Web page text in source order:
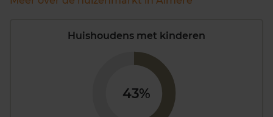
Huishoudens met kinderen
43%